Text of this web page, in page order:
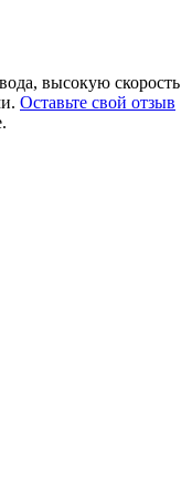
высокую скорость
Оставьте свой отзыв